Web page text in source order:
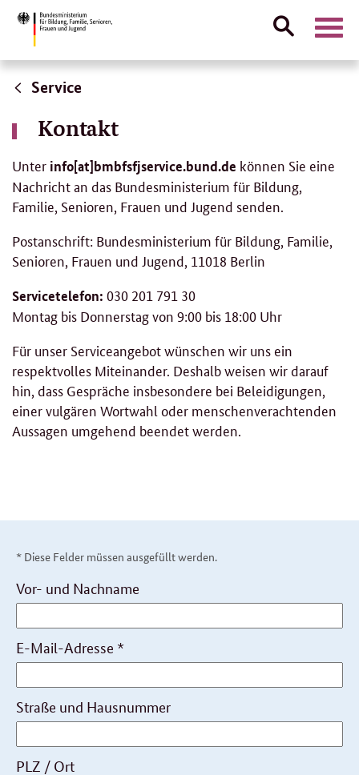
Direktlink:
Suche
Service
Kontakt
Unter info[at]bmbfsfjservice.bund.de können Sie eine
Nachricht an das Bundesministerium für Bildung,
Familie, Senioren, Frauen und Jugend senden.
Postanschrift: Bundesministerium für Bildung, Familie,
Senioren, Frauen und Jugend, 11018 Berlin
Servicetelefon: 030 201 791 30
Montag bis Donnerstag von 9:00 bis 18:00 Uhr
Für unser Serviceangebot wünschen wir uns ein
respektvolles Miteinander. Deshalb weisen wir darauf
hin, dass Gespräche insbesondere bei Beleidigungen,
einer vulgären Wortwahl oder menschenverachtenden
Aussagen umgehend beendet werden.
* Diese Felder müssen ausgefüllt werden.
Persönliche
Daten
Vor- und Nachname
E-Mail-Adresse *
Straße und Hausnummer
PLZ / Ort